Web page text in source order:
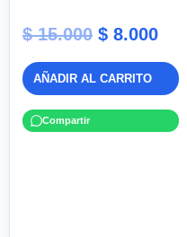
$15.000 $ 8.000
AÑADIR AL CARRITO
Compartir